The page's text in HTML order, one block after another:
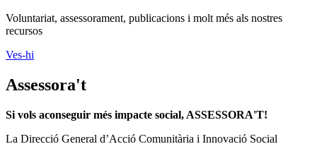
Voluntariat, assessorament, publicacions i molt més als nostres